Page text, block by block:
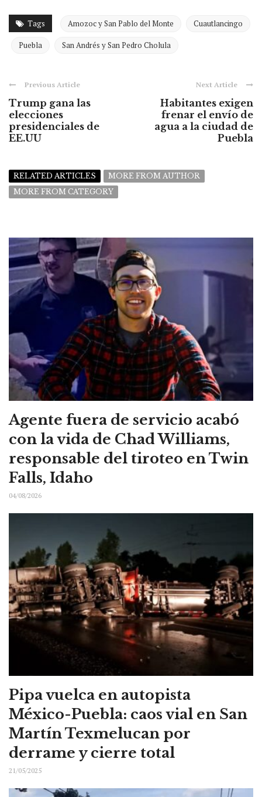
Tags Amozoc y San Pablo del Monte Cuautlancingo
Puebla San Andrés y San Pedro Cholula
Previous Article
Trump gana las
elecciones
presidenciales de
EE.UU
Next Article
Habitantes exigen
frenar el envío de
agua a la ciudad de
Puebla
RELATED ARTICLES
MORE FROM AUTHOR
MORE FROM CATEGORY
Agente fuera de servicio acabó
con la vida de Chad Williams,
responsable del tiroteo en Twin
Falls, Idaho
04/08/2026
Pipa vuelca en autopista
México-Puebla: caos vial en San
Martín Texmelucan por
derrame y cierre total
21/05/2025